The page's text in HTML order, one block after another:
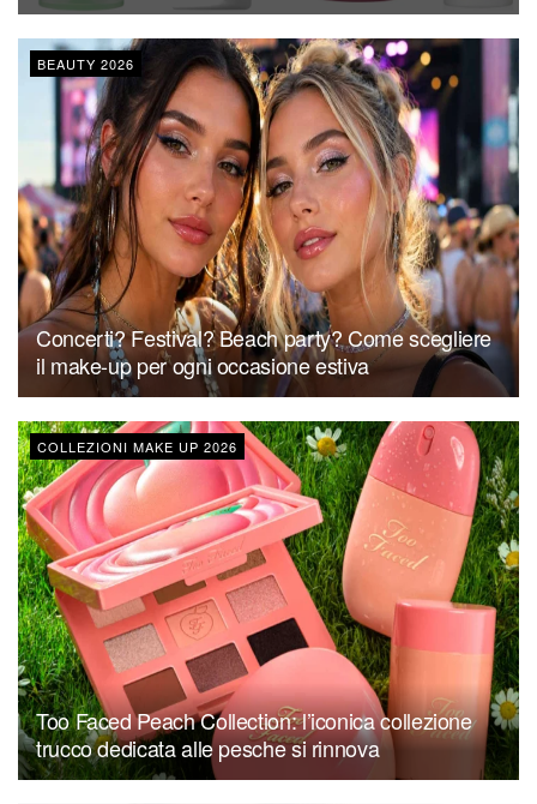
BEAUTY 2026
Concerti? Festival? Beach party? Come scegliere
il make-up per ogni occasione estiva
COLLEZIONI MAKE UP 2026
Too Faced Peach Collection: l’iconica collezione
trucco dedicata alle pesche si rinnova